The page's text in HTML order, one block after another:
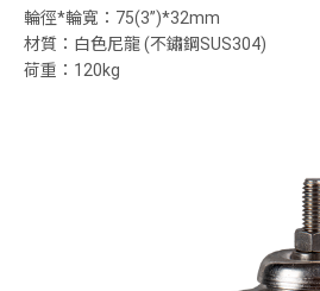
輪徑*輪寬：75(3”)*32mm
材質：白色尼龍 (不鏽鋼SUS304)
荷重：120kg